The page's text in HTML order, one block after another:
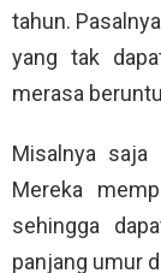
tahun.
yang tak
merasa
Misalnya
Mereka
sehingga
panjang umur